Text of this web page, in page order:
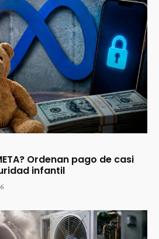
Ordenan pago de casi
infantil